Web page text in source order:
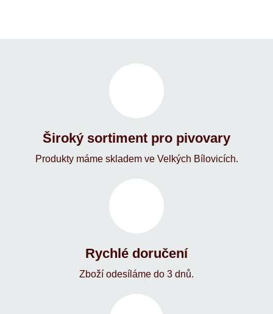
Široký sortiment pro pivovary
Produkty máme skladem ve Velkých Bílovicích.
Rychlé doručení
Zboží odesíláme do 3 dnů.